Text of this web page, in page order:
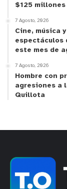
$125
7 Agosto, 2026
Cine, música
espectáculos
este mes de
7 Agosto, 2026
Hombre con
agresiones a
Quillota